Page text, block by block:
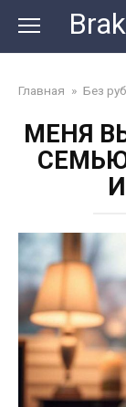
content
Главная » Без
МЕНЯ